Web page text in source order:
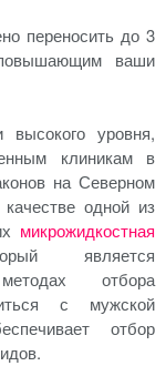
переносить до 3
ваши
уровня,
клиникам в
на Северном
одной из
микрожидкостная
является
отбора
с мужской
отбор